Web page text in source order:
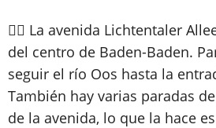
🚶‍♀️ La avenida Lichtentaler
del centro de Baden-Baden.
seguir el río Oos hasta la
También hay varias paradas
de la avenida, lo que la hace